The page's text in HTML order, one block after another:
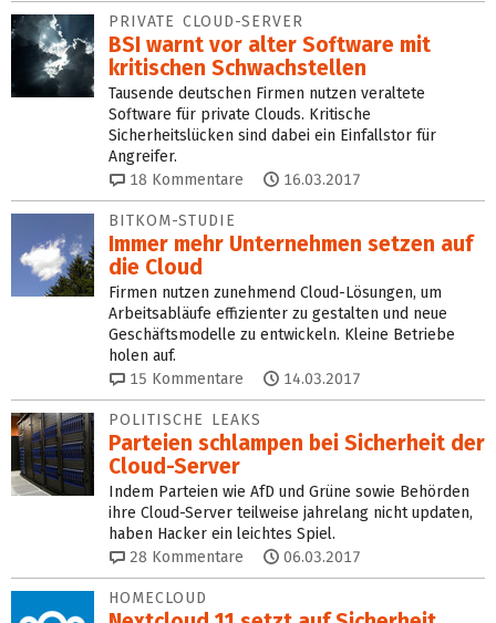
PRIVATE CLOUD-SERVER
BSI warnt vor alter Software mit
kritischen Schwachstellen
Tausende deutschen Firmen nutzen veraltete
Software für private Clouds. Kritische
Sicherheitslücken sind dabei ein Einfallstor für
Angreifer.
18 Kommentare 16.03.2017
BITKOM-STUDIE
Immer mehr Unternehmen setzen auf
die Cloud
Firmen nutzen zunehmend Cloud-Lösungen, um
Arbeitsabläufe effizienter zu gestalten und neue
Geschäftsmodelle zu entwickeln. Kleine Betriebe
holen auf.
15 Kommentare 14.03.2017
POLITISCHE LEAKS
Parteien schlampen bei Sicherheit der
Cloud-Server
Indem Parteien wie AfD und Grüne sowie Behörden
ihre Cloud-Server teilweise jahrelang nicht updaten,
haben Hacker ein leichtes Spiel.
28 Kommentare 06.03.2017
HOMECLOUD